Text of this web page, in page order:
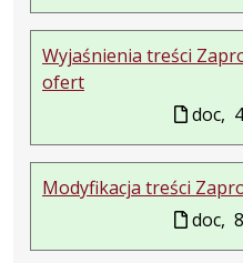
Wyjaśnienia treści
ofert
doc,
Modyfikacja treści
doc,